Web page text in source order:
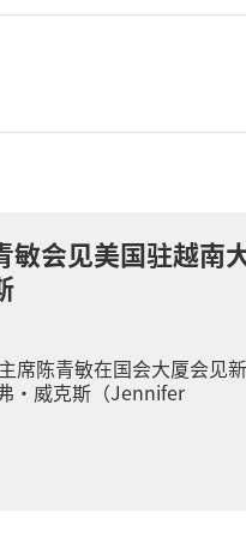
敏会见美国驻越南
席陈青敏在国会大厦会见新
·威克斯（Jennifer